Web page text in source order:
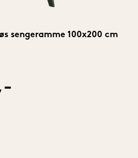
sengeramme 100x200 cm